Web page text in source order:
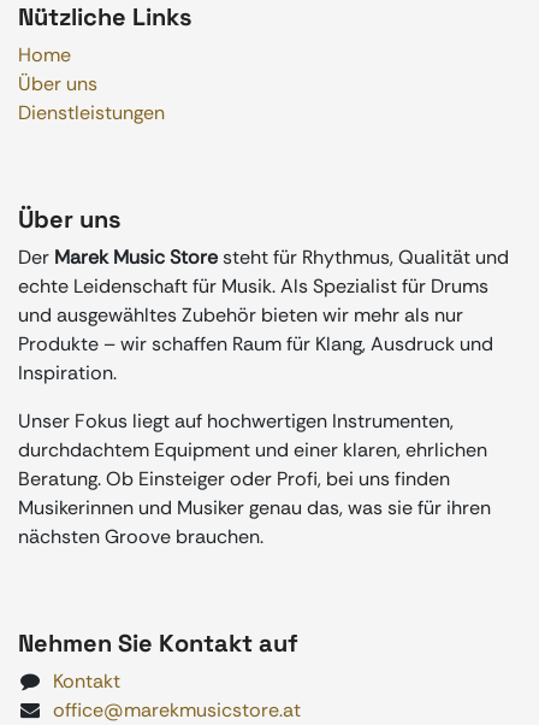
Nützliche Links
Home
Über uns
Dienstleistungen
Über uns
Der Marek Music Storesteht für Rhythmus, Qualität und
echte Leidenschaft für Musik. Als Spezialist für Drums
und ausgewähltes Zubehör bieten wir mehr als nur
Produkte – wir schaffen Raum für Klang, Ausdruck und
Inspiration.
Unser Fokus liegt auf hochwertigen Instrumenten,
durchdachtem Equipment und einer klaren, ehrlichen
Beratung. Ob Einsteiger oder Profi, bei uns finden
Musikerinnen und Musiker genau das, was sie für ihren
nächsten Groove brauchen.
Nehmen Sie Kontakt auf
Kontakt
office@marekmusicstore.at